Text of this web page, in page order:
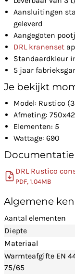
Aansluitingen
geleverd
Aangegoten
DRL kranenset
Standaardkleur
5 jaar
Je bekijkt
Model: Rustico
Afmeting:
Elementen: 5
Wattage: 690
Documentatie
DRL Rustico
PDF, 1.04MB
Algemene
Aantal elementen
Diepte
Materiaal
Warmteafgifte EN
75/65